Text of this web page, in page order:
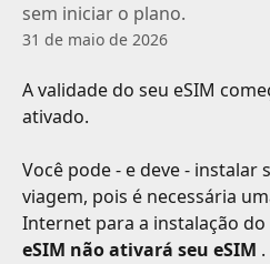
sem iniciar o plano.
31 de maio de 2026
A validade do seu eSIM
ativado.
Você pode - e deve - instalar
viagem, pois é necessária
Internet para a instalação do
eSIM não ativará seu eSIM .